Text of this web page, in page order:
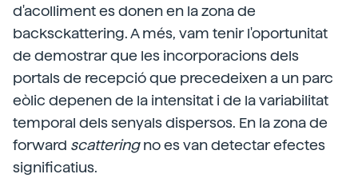
d'acollimentes donen en la zona de
backsckattering. A més, vam tenir l'oportunitat
de demostrar que les incorporacions dels
portals de recepció que precedeixen a un parc
eòlic depenen de la intensitat i de la variabilitat
temporal dels senyals dispersos. En la zona de
forward scatteringno es van detectar efectes
significatius.